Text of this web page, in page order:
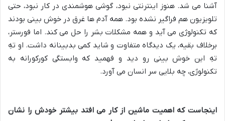
آشنا می شد. هنوز اینترنتی نبود، گوشی هوشمندی در کار نبود، حتی
تلویزیون هم فراگیر نشده بود. همه آدم ها غرق در خوش بینی بودند
که تکنولوژی می آید و همه مشکلات بشر را حل می کند. اما فورستر،
برخلاف بقیه، یک دیدگاه متفاوت و شاید کمی بدبینانه داشت. او تهِ
تهِ این خوش بینی رو دید و فهمید که وابستگی کورکورانه به
تکنولوژی، چه بلایی سر انسان می آورد.
اینجاست که اهمیت ماشین از کار می افتد بیشتر خودش را نشان